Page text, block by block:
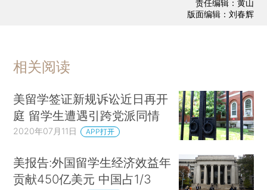
责任编辑：黄山
版面编辑：刘春辉
相关阅读
美留学签证新规诉讼近日再开
庭 留学生遭遇引跨党派同情
2020年07月11日 APP打开
美报告:外国留学生经济效益年
贡献450亿美元 中国占1/3